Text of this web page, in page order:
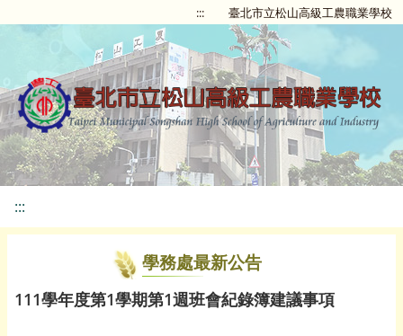
::: 臺北市立松山高級工農職業學校
:::
學務處最新公告
111學年度第1學期第1週班會紀錄簿建議事項